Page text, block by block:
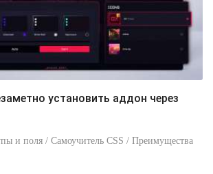
установить аддон через
и поля / Самоучитель CSS / Преимущества